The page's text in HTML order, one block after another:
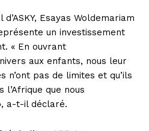
Esayas Woldemariam
un investissement
« En ouvrant
aux enfants, nous leur
n’ont pas de limites et qu’ils
que nous
a-t-il déclaré.